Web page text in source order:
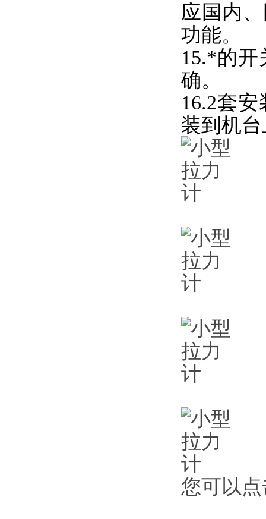
应国内
功能。
15.*的
确。
16.2套
装到机
您可以